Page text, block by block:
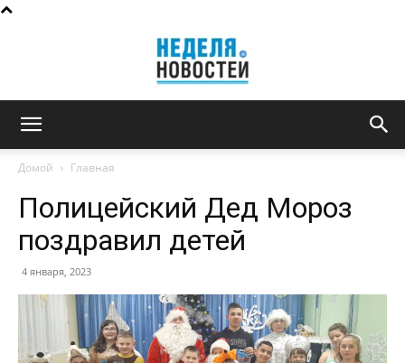
новостей
Домой Главная
Полицейский Дед Мороз
поздравил детей
4 января, 2023